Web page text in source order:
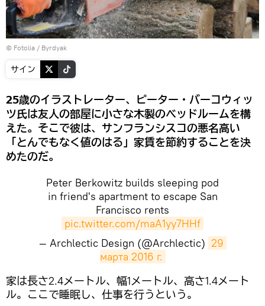
© Fotolia / Byrdyak
サイン
25歳のイラストレーター、ピーター・バーコウィッ
ツ氏は友人の部屋に小さな木製のベッドルームを構
えた。そこで彼は、サンフランシスコの悪名高い
「とんでもなく値のはる」家賃を節約することを決
めたのだ。
Peter Berkowitz builds sleeping pod
in friend's apartment to escape San
Francisco rents
pic.twitter.com/maA1yy7HHf
— Archlectic Design (@Archlectic) 29
марта 2016 г.
​家は長さ2.4メートル、幅1メートル、高さ1.4メート
ル。ここで睡眠し、仕事を行うという。